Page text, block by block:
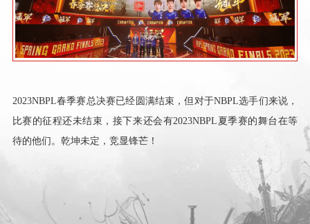
2023NBPL春季赛总决赛已经圆满结束，但对于NBPL选手们来说，
比赛的征程还未结束，接下来还会有2023NBPL夏季赛的舞台在等
待的他们。乾坤未定，竞显锋芒！